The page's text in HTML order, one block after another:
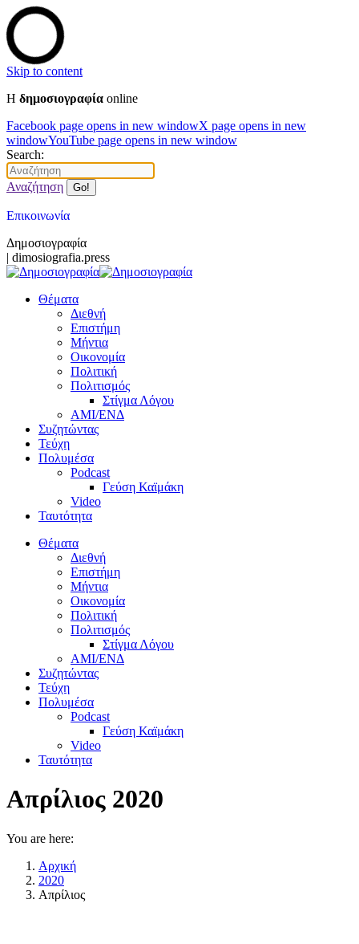
Skip to content
Η δημοσιογραφία online
Facebook page opens in new windowX page opens in new
windowYouTube page opens in new window
Search:
Αναζήτηση
Επικοινωνία
Δημοσιογραφία
| dimosiografia.press
Θέματα
Διεθνή
Επιστήμη
Μήντια
Οικονομία
Πολιτική
Πολιτισμός
Στίγμα Λόγου
AMI/ΕΝΔ
Συζητώντας
Τεύχη
Πολυμέσα
Podcast
Γεύση Καϊμάκη
Video
Ταυτότητα
Θέματα
Διεθνή
Επιστήμη
Μήντια
Οικονομία
Πολιτική
Πολιτισμός
Στίγμα Λόγου
AMI/ΕΝΔ
Συζητώντας
Τεύχη
Πολυμέσα
Podcast
Γεύση Καϊμάκη
Video
Ταυτότητα
Απρίλιος 2020
You are here:
Αρχική
2020
Απρίλιος